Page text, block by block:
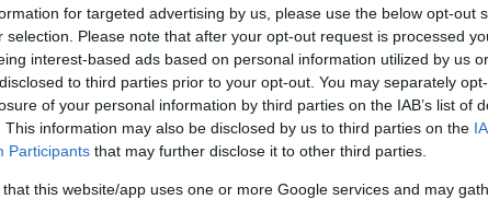
for targeted advertising by us, please use the below opt-out
selection. Please note that after your opt-out request is processed
interest-based ads based on personal information utilized by us
to third parties prior to your opt-out. You may separately
of your personal information by third parties on the IAB’s list of
This information may also be disclosed by us to third parties on the
Participants that may further disclose it to other third parties.
that this website/app uses one or more Google services and may